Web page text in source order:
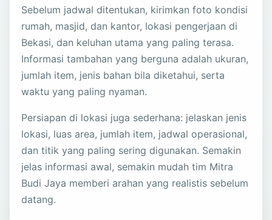
Sebelum jadwal ditentukan, kirimkan foto kondisi
rumah, masjid, dan kantor, lokasi pengerjaan di
Bekasi, dan keluhan utama yang paling terasa.
Informasi tambahan yang berguna adalah ukuran,
jumlah item, jenis bahan bila diketahui, serta
waktu yang paling nyaman.
Persiapan di lokasi juga sederhana: jelaskan jenis
lokasi, luas area, jumlah item, jadwal operasional,
dan titik yang paling sering digunakan. Semakin
jelas informasi awal, semakin mudah tim Mitra
Budi Jaya memberi arahan yang realistis sebelum
datang.